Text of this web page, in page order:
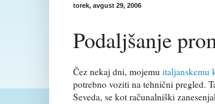
torek, avgust 29, 2006
Podaljšanje
Čez nekaj dni, mojemu italjanskemu
potrebno voziti na tehnični pregled.
Seveda, se kot računalniški